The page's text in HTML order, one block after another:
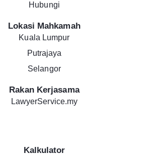
Hubungi
Lokasi Mahkamah
Kuala Lumpur
Putrajaya
Selangor
Rakan Kerjasama
LawyerService.my
Kalkulator